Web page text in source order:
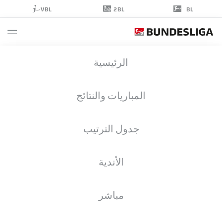
BL
2BL
VBL
الرئيسية
المباريات والنتائج
جدول الترتيب
الأندية
مباشر